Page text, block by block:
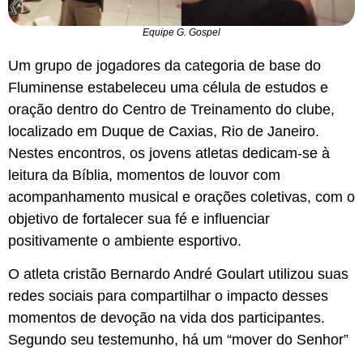
Equipe G. Gospel
Um grupo de jogadores da categoria de base do
Fluminense estabeleceu uma célula de estudos e
oração dentro do Centro de Treinamento do clube,
localizado em Duque de Caxias, Rio de Janeiro.
Nestes encontros, os jovens atletas dedicam-se à
leitura da Bíblia, momentos de louvor com
acompanhamento musical e orações coletivas, com o
objetivo de fortalecer sua fé e influenciar
positivamente o ambiente esportivo.
O atleta cristão Bernardo André Goulart utilizou suas
redes sociais para compartilhar o impacto desses
momentos de devoção na vida dos participantes.
Segundo seu testemunho, há um “mover do Senhor”